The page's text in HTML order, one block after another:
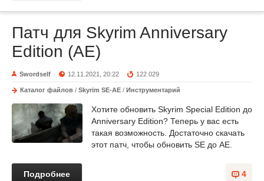
Патч для Skyrim Anniversary
Edition (AE)
Swordself 12.11.2021, 20:22 122 029
Каталог файлов / Skyrim SE-AE / Инструментарий
Хотите обновить Skyrim Special Edition до
Anniversary Edition? Теперь у вас есть
такая возможность. Достаточно скачать
этот патч, чтобы обновить SE до AE.
4
Подробнее